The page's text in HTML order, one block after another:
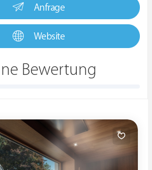
Anfrage
Website
Bewertung